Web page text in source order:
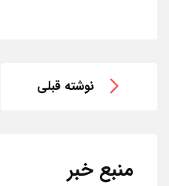
نوشته قبلی
منبع خبر